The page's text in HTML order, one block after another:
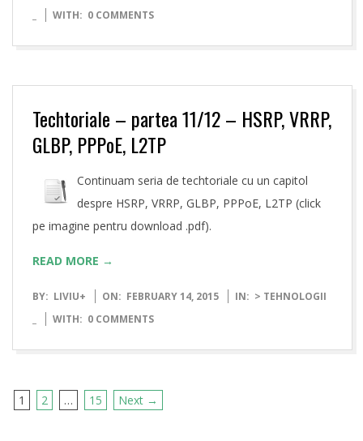
02- WITH: 0 COMMENTS
Techtoriale – partea 11/12 – HSRP, VRRP,
GLBP, PPPoE, L2TP
Continuam seria de techtoriale cu un capitol
despre HSRP, VRRP, GLBP, PPPoE, L2TP (click
pe imagine pentru download .pdf).
READ MORE →
2015-
02-
BY: LIVIU+ ON: FEBRUARY 14, 2015 IN: > TEHNOLOGII
WITH: 0 COMMENTS
1 2 … 15 Next →